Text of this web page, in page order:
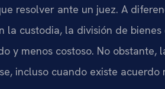
resolver ante un juez. A
custodia, la división de
y menos costoso. No obstante,
incluso cuando existe acuerdo